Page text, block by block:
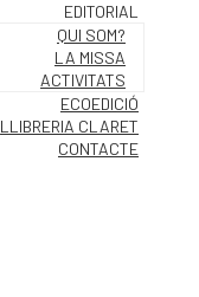
EDITORIAL
QUI SOM?
LA MISSA
ACTIVITATS
ECOEDICIÓ
LLIBRERIA CLARET
CONTACTE